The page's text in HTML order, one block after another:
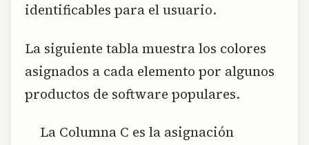
identificables para el usuario.
La siguiente tabla muestra los colores
asignados a cada elemento por algunos
productos de software populares.
La Columna C es la asignación